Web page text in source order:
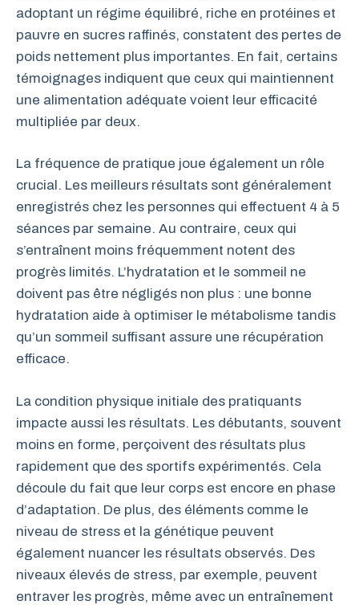
adoptant un régime équilibré, riche en protéines et
pauvre en sucres raffinés, constatent des pertes de
poids nettement plus importantes. En fait, certains
témoignages indiquent que ceux qui maintiennent
une alimentation adéquate voient leur efficacité
multipliée par deux.
La fréquence de pratique joue également un rôle
crucial. Les meilleurs résultats sont généralement
enregistrés chez les personnes qui effectuent 4 à 5
séances par semaine. Au contraire, ceux qui
s’entraînent moins fréquemment notent des
progrès limités. L’hydratation et le sommeil ne
doivent pas être négligés non plus : une bonne
hydratation aide à optimiser le métabolisme tandis
qu’un sommeil suffisant assure une récupération
efficace.
La condition physique initiale des pratiquants
impacte aussi les résultats. Les débutants, souvent
moins en forme, perçoivent des résultats plus
rapidement que des sportifs expérimentés. Cela
découle du fait que leur corps est encore en phase
d’adaptation. De plus, des éléments comme le
niveau de stress et la génétique peuvent
également nuancer les résultats observés. Des
niveaux élevés de stress, par exemple, peuvent
entraver les progrès, même avec un entraînement